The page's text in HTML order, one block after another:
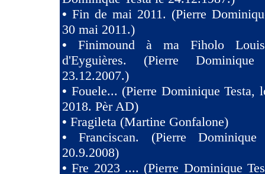
• Fin de mai 2011. (Pierre
30 mai 2011.)
• Finimound à ma Fiholo
d'Eyguières. (Pierre
23.12.2007.)
• Fouele... (Pierre Dominique Testa,
2018. Pèr AD)
• Fragileta (Martine Gonfalone)
•Franciscan. (Pierre
20.9.2008)
•Fre 2023 .... (Pierre Dominique